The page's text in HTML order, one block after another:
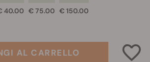
40.00 € 75.00 € 150.00
AL CARRELLO